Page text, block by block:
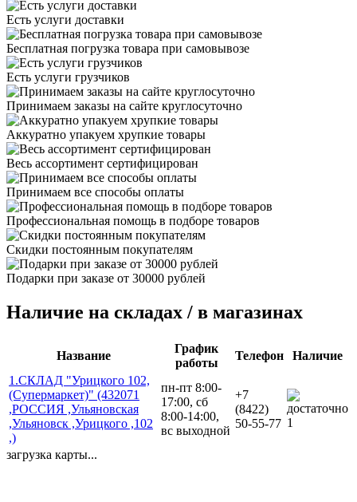
Есть услуги доставки
Бесплатная погрузка товара при самовывозе
Есть услуги грузчиков
Принимаем заказы на сайте круглосуточно
Аккуратно упакуем хрупкие товары
Весь ассортимент сертифицирован
Принимаем все способы оплаты
Профессиональная помощь в подборе товаров
Скидки постоянным покупателям
Подарки при заказе от 30000 рублей
Наличие на складах / в магазинах
Название
График
работы
Телефон
Наличие
1.СКЛАД "Урицкого 102,
(Супермаркет)" (432071
,РОССИЯ ,Ульяновская
,Ульяновск ,Урицкого ,102
,)
пн-пт 8:00-
17:00, сб
8:00-14:00,
вс выходной
+7
(8422)
50-55-77 1
загрузка карты...